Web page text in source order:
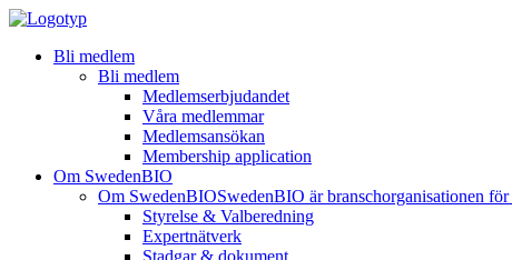
Bli medlem
Bli medlem
Medlemserbjudandet
Våra medlemmar
Medlemsansökan
Membership application
Om SwedenBIO
Om SwedenBIOSwedenBIO är branschorganisationen
Styrelse & Valberedning
Expertnätverk
Stadgar & dokument